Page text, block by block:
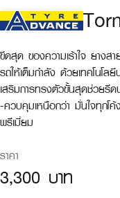
ขีดสุด ของความเร้าใจ ยาง
รถให้เต็มกำลัง ด้วยเทคโนโล
เสริมการทรงตัวขั้นสุดช่วยรีด
-ควบคุมเหนือกว่า มั่นใจทุกโ
พรีเมี่ยม
ราคา
3,300 บาท